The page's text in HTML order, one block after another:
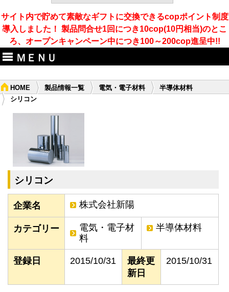
サイト内で貯めて素敵なギフトに交換できるcopポイント制度
導入しました！ 製品問合せ1回につき10cop(10円相当)のとこ
ろ、オープンキャンペーン中につき100～200cop進呈中!!
ＭＥＮＵ
HOME 製品情報一覧 電気・電子材料
半導体材料
シリコン
シリコン
企業名 株式会社新陽
カテゴリー
電気・電子材
料
半導体材料
登録日 2015/10/31
最終更
新日
2015/10/31